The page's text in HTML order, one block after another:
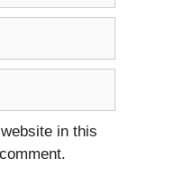
in this